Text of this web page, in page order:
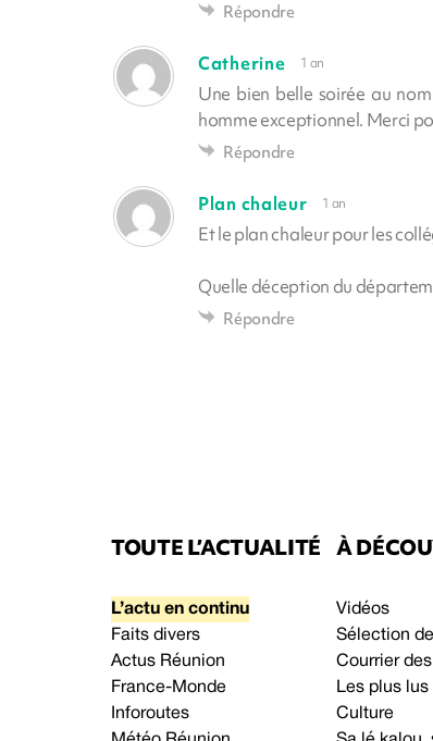
Répondre
Catherine 1 an
Une bien belle soirée au
homme exceptionnel. Merci
Répondre
Plan chaleur 1 an
Et le plan chaleur pour les
Quelle déception du
Répondre
TOUTE L’ACTUALITÉ
L’actu en continu
Faits divers
Actus Réunion
France-Monde
Inforoutes
À
Vidéos
Sélection
Courrier
Les plus lus
Culture